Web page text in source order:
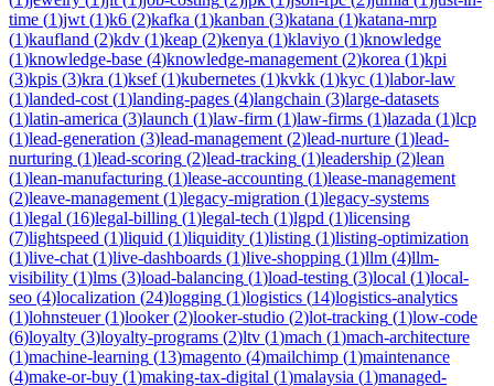
time (1)jwt (1)k6 (2)kafka (1)kanban (3)katana (1)katana-mrp
(1)kaufland (2)kdv (1)keap (2)kenya (1)klaviyo (1)knowledge
(1)knowledge-base (4)knowledge-management (2)korea (1)kpi
(3)kpis (3)kra (1)ksef(1)kubernetes (1)kvkk (1)kyc (1)labor-law
(1)landed-cost (1)landing-pages (4)langchain (3)large-datasets
(1)latin-america (3)launch (1)law-firm (1)law-firms (1)lazada (1)lcp
(1)lead-generation (3)lead-management (2)lead-nurture (1)lead-
nurturing (1)lead-scoring (2)lead-tracking (1)leadership (2)lean
(1)lean-manufacturing (1)lease-accounting (1)lease-management
(2)leave-management (1)legacy-migration (1)legacy-systems
(1)legal (16)legal-billing (1)legal-tech (1)lgpd (1)licensing
(7)lightspeed (1)liquid (1)liquidity (1)listing (1)listing-optimization
(1)live-chat (1)live-dashboards (1)live-shopping (1)llm (4)llm-
visibility (1)lms (3)load-balancing (1)load-testing (3)local (1)local-
seo (4)localization (24)logging (1)logistics (14)logistics-analytics
(1)lohnsteuer(1)looker(2)looker-studio (2)lot-tracking (1)low-code
(6)loyalty (3)loyalty-programs (2)ltv (1)mach (1)mach-architecture
(1)machine-learning (13)magento (4)mailchimp (1)maintenance
(4)make-or-buy (1)making-tax-digital (1)malaysia (1)managed-